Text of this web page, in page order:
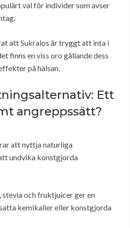
val för individer som avser
att Sukralos är tryggt att inta i
finns en viss oro gällande dess
på hälsan.
Ett
angreppssätt?
att nyttja naturliga
undvika konstgjorda
och fruktjuicer ger en
kemikalier eller konstgjorda